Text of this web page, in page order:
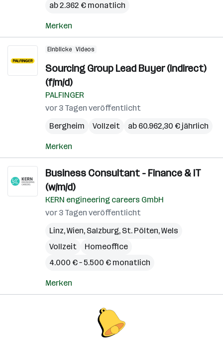
ab 2.362 € monatlich
Merken
Einblicke Videos
Sourcing Group Lead Buyer (Indirect)
(f/m/d)
PALFINGER
vor 3 Tagen veröffentlicht
Bergheim
Vollzeit ab 60.962,30 € jährlich
Merken
Business Consultant - Finance & IT
(w/m/d)
KERN engineering careers GmbH
vor 3 Tagen veröffentlicht
Linz,Wien, Salzburg, St. Pölten,Wels
Vollzeit
Homeoffice
4.000 € – 5.500 € monatlich
Merken